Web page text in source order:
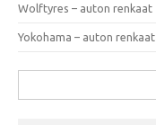
Wolftyres – auton renkaat
Yokohama – auton renkaat